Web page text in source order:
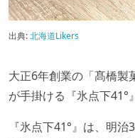
出典:北海道Likers
大正6年創業の「髙橋製
が手掛ける『氷点下41°
『氷点下41°』は、明